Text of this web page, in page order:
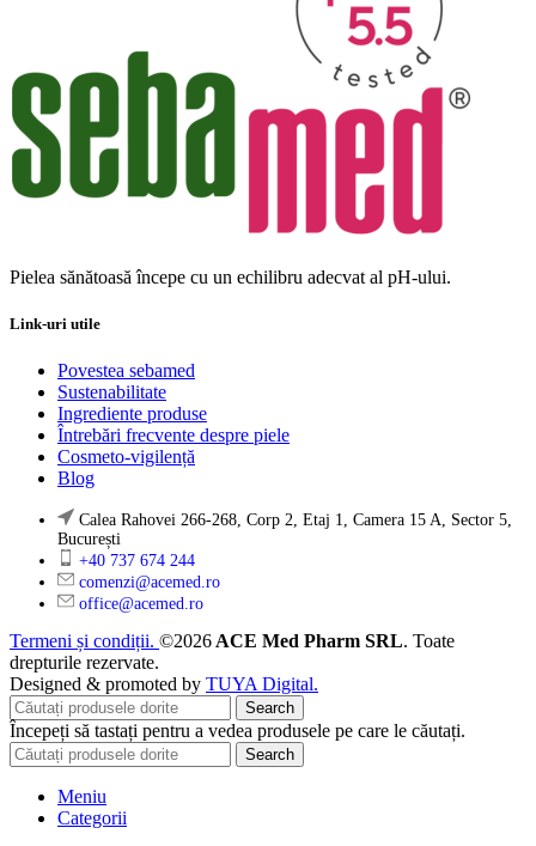
Pielea sănătoasă începe cu un echilibru adecvat al pH-ului.
Link-uri utile
Povestea sebamed
Sustenabilitate
Ingrediente produse
Întrebări frecvente despre piele
Cosmeto-vigilență
Blog
Calea Rahovei 266-268, Corp 2, Etaj 1, Camera 15 A, Sector 5,
București
+40 737 674 244
comenzi@acemed.ro
office@acemed.ro
Termeni și condiții. ©2026 ACE Med Pharm SRL. Toate
drepturile rezervate.
Designed & promoted by TUYA Digital.
Search
Începeți să tastați pentru a vedea produsele pe care le căutați.
Search
Meniu
Categorii